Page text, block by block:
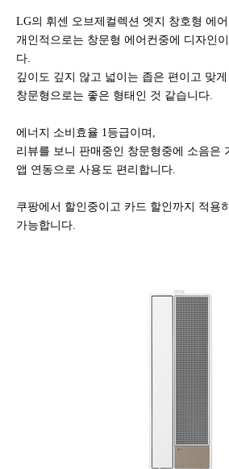
LG의 휘센 오브제컬렉션 엣지 창호형 에
개인적으로는 창문형 에어컨중에 디자인
다.
깊이도 깊지 않고 넓이는 좁은 편이고 맞
창문형으로는 좋은 형태인 것 같습니다.
에너지 소비효율 1등급이며,
리뷰를 보니 판매중인 창문형중에 소음은
앱 연동으로 사용도 편리합니다.
쿠팡에서 할인중이고 카드 할인까지 적용
가능합니다.